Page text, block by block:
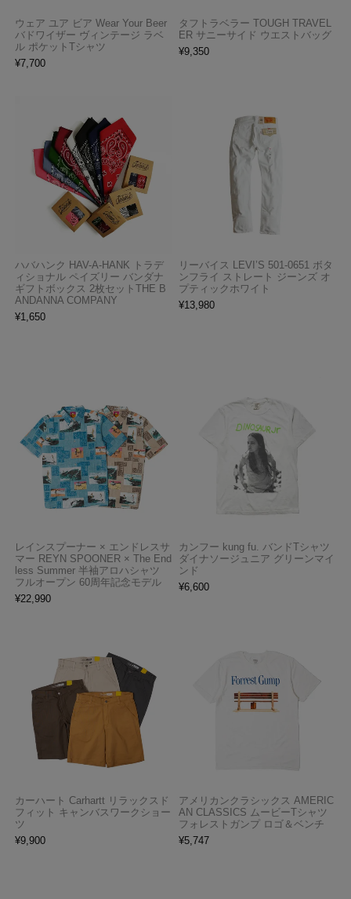
ウェア ユア ビア Wear Your Beer
バドワイザー ヴィンテージ ラベ
ル ポケットTシャツ
¥7,700
タフトラベラー TOUGH TRAVEL
ER サニーサイド ウエストバッグ
¥9,350
ハバハンク HAV-A-HANK トラデ
ィショナル ペイズリー バンダナ
ギフトボックス 2枚セットTHE B
ANDANNA COMPANY
¥1,650
リーバイス LEVI’S 501-0651 ボタ
ンフライ ストレート ジーンズ オ
プティックホワイト
¥13,980
レインスプーナー × エンドレスサ
マー REYN SPOONER × The End
less Summer 半袖アロハシャツ
フルオープン 60周年記念モデル
¥22,990
カンフー kung fu. バンドTシャツ
ダイナソージュニア グリーンマイ
ンド
¥6,600
カーハート Carhartt リラックスド
フィット キャンバスワークショー
ツ
¥9,900
アメリカンクラシックス AMERIC
AN CLASSICS ムービーTシャツ
フォレストガンプ ロゴ＆ベンチ
¥5,747